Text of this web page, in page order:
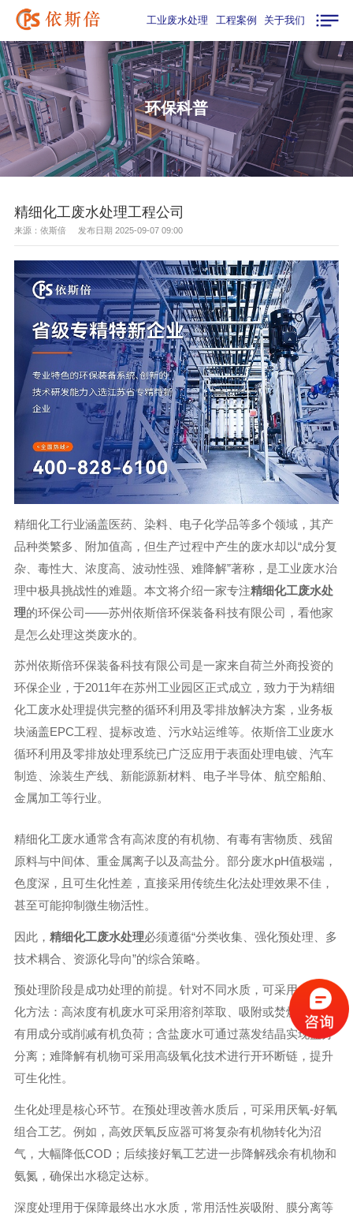
工业废水处理 工程案例 关于我们
环保科普
精细化工废水处理工程公司
来源：依斯倍 发布日期 2025-09-07 09:00
精细化工行业涵盖医药、染料、电子化学品等多个领域，其产
品种类繁多、附加值高，但生产过程中产生的废水却以“成分复
杂、毒性大、浓度高、波动性强、难降解”著称，是工业废水治
理中极具挑战性的难题。本文将介绍一家专注精细化工废水处
理的环保公司——苏州依斯倍环保装备科技有限公司，看他家
是怎么处理这类废水的。
苏州依斯倍环保装备科技有限公司是一家来自荷兰外商投资的
环保企业，于2011年在苏州工业园区正式成立，致力于为精细
化工废水处理提供完整的循环利用及零排放解决方案，业务板
块涵盖EPC工程、提标改造、污水站运维等。依斯倍工业废水
循环利用及零排放处理系统已广泛应用于表面处理电镀、汽车
制造、涂装生产线、新能源新材料、电子半导体、航空船舶、
金属加工等行业。
精细化工废水通常含有高浓度的有机物、有毒有害物质、残留
原料与中间体、重金属离子以及高盐分。部分废水pH值极端，
色度深，且可生化性差，直接采用传统生化法处理效果不佳，
甚至可能抑制微生物活性。
因此， 精细化工废水处理必须遵循“分类收集、强化预处理、多
技术耦合、资源化导向”的综合策略。
预处理阶段是成功处理的前提。针对不同水质，可采用多种物
化方法：高浓度有机废水可采用溶剂萃取、吸附或焚烧法回收
有用成分或削减有机负荷；含盐废水可通过蒸发结晶实现盐分
分离；难降解有机物可采用高级氧化技术进行开环断链，提升
可生化性。
生化处理是核心环节。在预处理改善水质后，可采用厌氧-好氧
组合工艺。例如，高效厌氧反应器可将复杂有机物转化为沼
气，大幅降低COD；后续接好氧工艺进一步降解残余有机物和
氨氮，确保出水稳定达标。
深度处理用于保障最终出水水质，常用活性炭吸附、膜分离等